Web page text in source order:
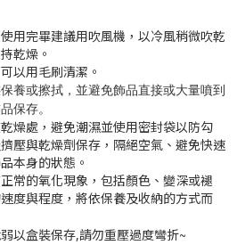
用完畢建議用吹風機，以冷風稍微吹乾
乾燥。
以用毛刷清潔。
養或擦拭，並避免飾品直接或大量噴到
保存。
燥處，避免潮濕並使用密封袋以防勾
壓與乾燥劑保存，隔絕空氣、避免快速
本身的狀態。
常的氧化現象，包括顏色、變深或褪
度與程度，將依保養及收納的方式而
以盒裝保存,請勿重壓過度彎折~